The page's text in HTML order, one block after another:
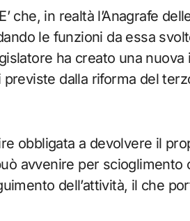
che, in realtà l’Anagrafe
le funzioni da essa
ha creato una
dalla riforma del
obbligata a devolvere il
avvenire per
dell’attività, il che